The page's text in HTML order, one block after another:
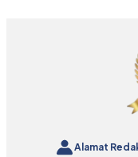
Alamat